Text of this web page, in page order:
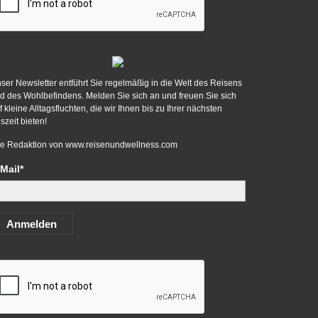
Newsletter entführt Sie regelmäßig in die Welt des Reisens
des Wohlbefindens. Melden Sie sich an und freuen Sie sich
kleine Alltagsfluchten, die wir Ihnen bis zu Ihrer nächsten
bieten!
Redaktion von www.reisenundwellness.com
Anmelden